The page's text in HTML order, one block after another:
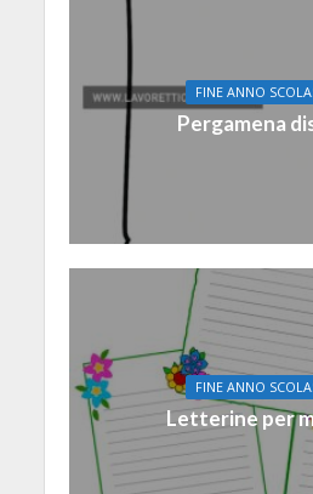
FINE ANNO
Pergamena
FINE ANNO
Letterine per